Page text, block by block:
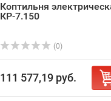
Коптильня
КР-7.150
(0)
111 577,19 руб.